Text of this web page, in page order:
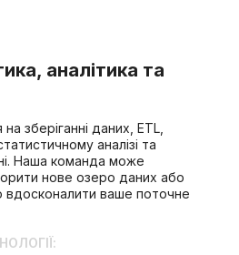
аналітика та
зберіганні даних, ETL,
аналізі та
Наша команда може
нове озеро даних або
ваше поточне